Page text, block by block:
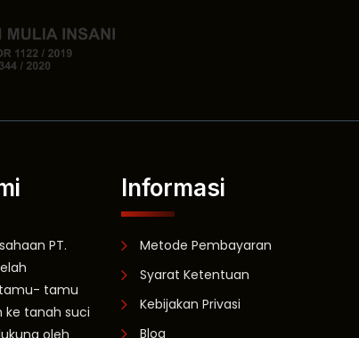
PT.
tamu
ke tanah suci
oleh
Informasi
Metode Pembayaran
Syarat Ketentuan
Kebijakan Privasi
Blog